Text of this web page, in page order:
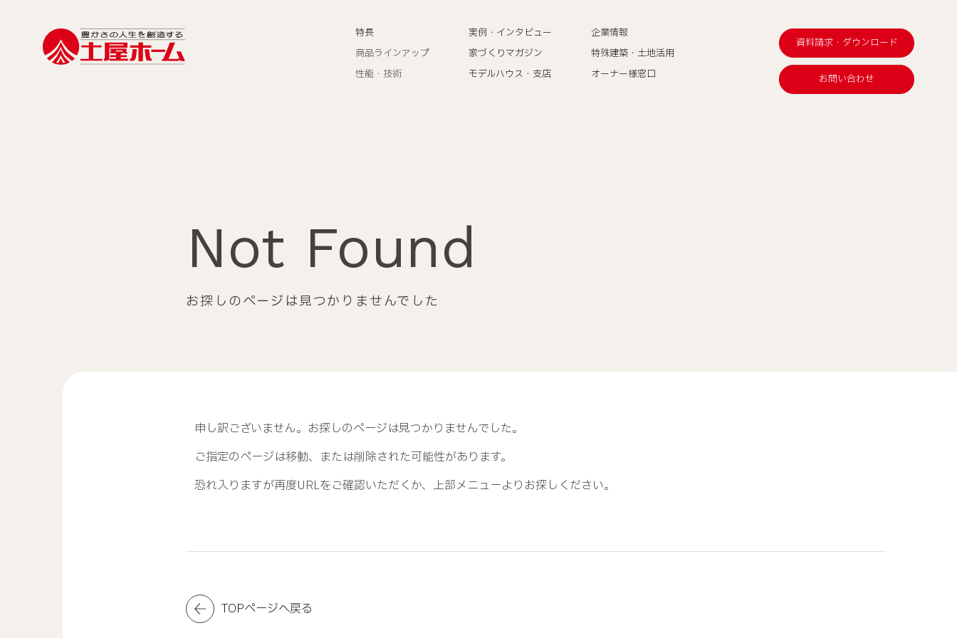
特長
商品ラインアップ
性能・技術
実例・インタビュー
家づくりマガジン
モデルハウス・支店
企業情報
特殊建築・土地活用
オーナー様窓口
資料請求・ダウンロード
お問い合わせ
Not Found
お探しのページは見つかりませんでした
申し訳ございません。お探しのページは見つかりませんでした。
ご指定のページは移動、または削除された可能性があります。
恐れ入りますが再度URLをご確認いただくか、上部メニューよりお探しください。
TOPページへ戻る